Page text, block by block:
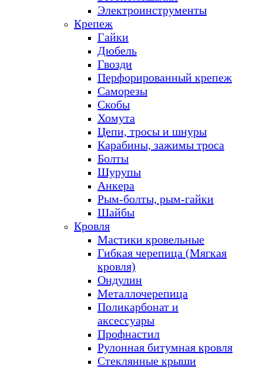
Электроинструменты
Крепеж
Гайки
Дюбель
Гвозди
Перфорированный крепеж
Саморезы
Скобы
Хомута
Цепи, тросы и шнуры
Карабины, зажимы троса
Болты
Шурупы
Анкера
Рым-болты, рым-гайки
Шайбы
Кровля
Мастики кровельные
Гибкая черепица (Мягкая
кровля)
Ондулин
Металлочерепица
Поликарбонат и
аксессуары
Профнастил
Рулонная битумная кровля
Стеклянные крыши